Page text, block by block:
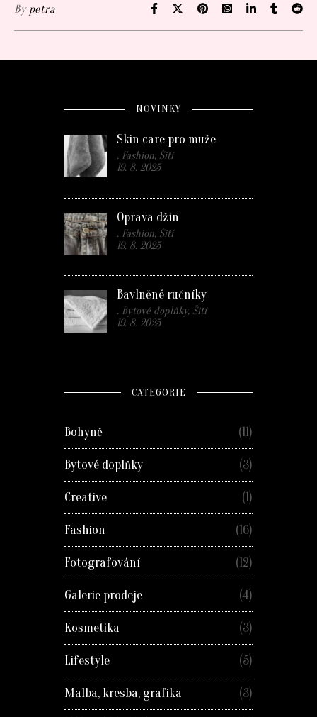
By petra
NOVINKY
Skin care pro muže
. Fashion, Šití
19. 8. 2025
Oprava džín
. Fashion, Šití
19. 8. 2025
Bavlněné ručníky
. Bytové doplňky, Šití
19. 8. 2025
CATEGORIE
Bohyně (11)
Bytové doplňky (3)
Creative (1)
Fashion (16)
Fotografování (12)
Galerie prodeje (4)
Kosmetika (3)
Lifestyle (5)
Malba, kresba, grafika (3)